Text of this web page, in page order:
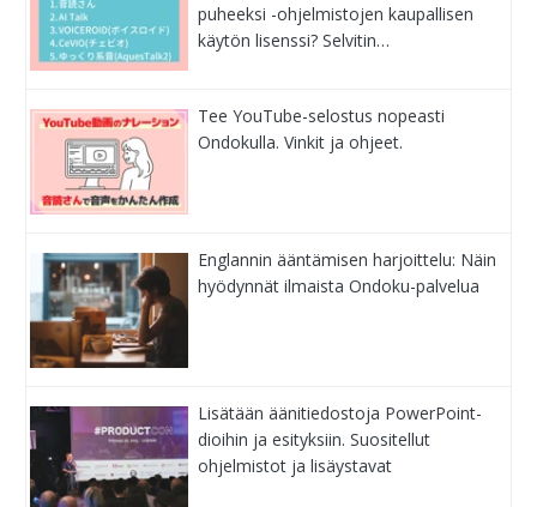
puheeksi -ohjelmistojen kaupallisen
käytön lisenssi? Selvitin…
Tee YouTube-selostus nopeasti
Ondokulla. Vinkit ja ohjeet.
Englannin ääntämisen harjoittelu: Näin
hyödynnät ilmaista Ondoku-palvelua
Lisätään äänitiedostoja PowerPoint-
dioihin ja esityksiin. Suositellut
ohjelmistot ja lisäystavat